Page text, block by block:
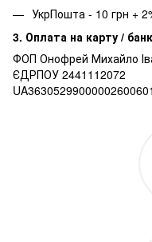
УкрПошта - 10 грн +
3. Оплата на карту /
ФОП Онофрей Михайло
ЄДРПОУ 2441112072